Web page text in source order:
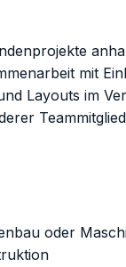
mit
Layouts im
oder